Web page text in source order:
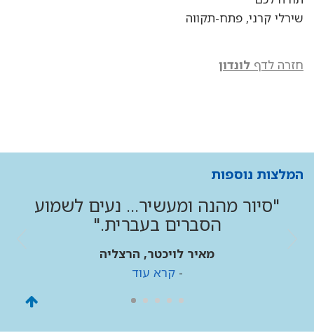
שירלי קרני, פתח-תקווה
חזרה לדף לונדון
המלצות נוספות
"סיור מהנה ומעשיר... נעים לשמוע
הסברים בעברית."
מאיר לויכטר, הרצליה
-קרא עוד